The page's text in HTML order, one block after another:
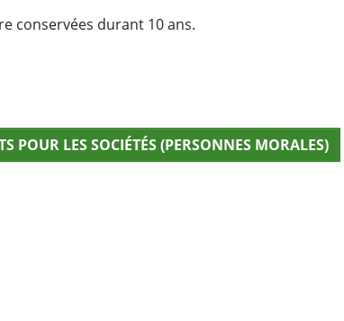
conservées durant 10 ans.
POUR LES SOCIÉTÉS (PERSONNES MORALES)